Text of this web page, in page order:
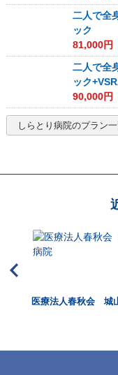
二人で全
ック
81,000円
二人で全
ック
90,000円
しらとり病院のプラン
医療法人春秋会 城